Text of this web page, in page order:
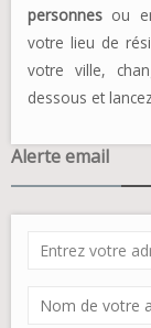
personnes ou
votre lieu de
votre ville,
dessous et
Alerte email